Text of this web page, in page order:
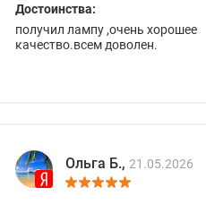
Достоинства:
получил лампу ,очень хорошее
качество.всем доволен.
Ольга Б., 21.05.2026